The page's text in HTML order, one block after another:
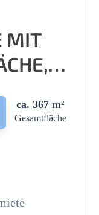
3
B
ca. 367 m²
Gesamtfläche